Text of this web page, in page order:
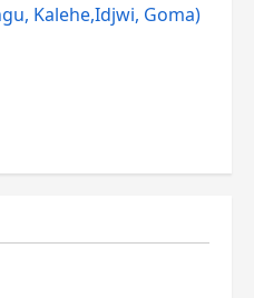
Kalehe,Idjwi, Goma)